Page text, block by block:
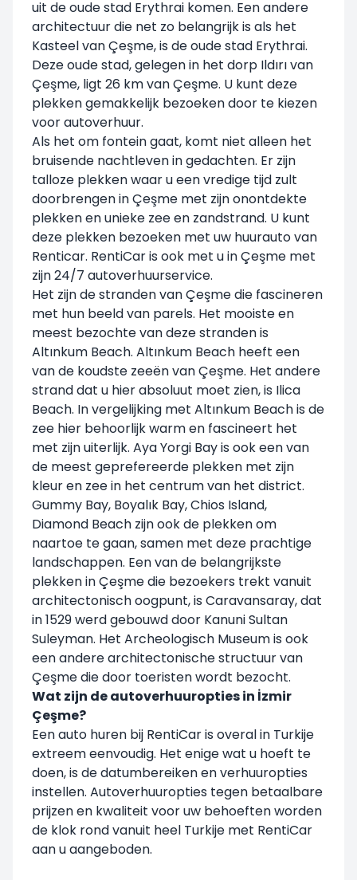
uit de oude stad Erythrai komen. Een andere
architectuur die net zo belangrijk is als het
Kasteel van Çeşme, is de oude stad Erythrai.
Deze oude stad, gelegen in het dorp Ildırı van
Çeşme, ligt 26 km van Çeşme. U kunt deze
plekken gemakkelijk bezoeken door te kiezen
voor autoverhuur.
Als het om fontein gaat, komt niet alleen het
bruisende nachtleven in gedachten. Er zijn
talloze plekken waar u een vredige tijd zult
doorbrengen in Çeşme met zijn onontdekte
plekken en unieke zee en zandstrand. U kunt
deze plekken bezoeken met uw huurauto van
Renticar. RentiCar is ook met u in Çeşme met
zijn 24/7 autoverhuurservice.
Het zijn de stranden van Çeşme die fascineren
met hun beeld van parels. Het mooiste en
meest bezochte van deze stranden is
Altınkum Beach. Altınkum Beach heeft een
van de koudste zeeën van Çeşme. Het andere
strand dat u hier absoluut moet zien, is Ilica
Beach. In vergelijking met Altınkum Beach is de
zee hier behoorlijk warm en fascineert het
met zijn uiterlijk. Aya Yorgi Bay is ook een van
de meest geprefereerde plekken met zijn
kleur en zee in het centrum van het district.
Gummy Bay, Boyalık Bay, Chios Island,
Diamond Beach zijn ook de plekken om
naartoe te gaan, samen met deze prachtige
landschappen. Een van de belangrijkste
plekken in Çeşme die bezoekers trekt vanuit
architectonisch oogpunt, is Caravansaray, dat
in 1529 werd gebouwd door Kanuni Sultan
Suleyman. Het Archeologisch Museum is ook
een andere architectonische structuur van
Çeşme die door toeristen wordt bezocht.
Wat zijn de autoverhuuropties in İzmir
Çeşme?
Een auto huren bij RentiCar is overal in Turkije
extreem eenvoudig. Het enige wat u hoeft te
doen, is de datumbereiken en verhuuropties
instellen. Autoverhuuropties tegen betaalbare
prijzen en kwaliteit voor uw behoeften worden
de klok rond vanuit heel Turkije met RentiCar
aan u aangeboden.